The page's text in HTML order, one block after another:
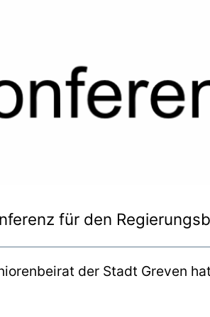
für den
der Stadt Greven